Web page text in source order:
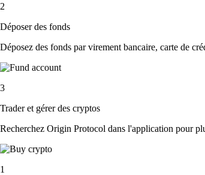
2
Déposer des fonds
Déposez des fonds par virement bancaire, carte de
3
Trader et gérer des cryptos
Recherchez Origin Protocol dans l'application pour
1